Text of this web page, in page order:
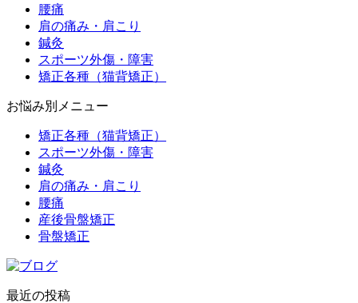
腰痛
肩の痛み・肩こり
鍼灸
スポーツ外傷・障害
矯正各種（猫背矯正）
お悩み別メニュー
矯正各種（猫背矯正）
スポーツ外傷・障害
鍼灸
肩の痛み・肩こり
腰痛
産後骨盤矯正
骨盤矯正
最近の投稿